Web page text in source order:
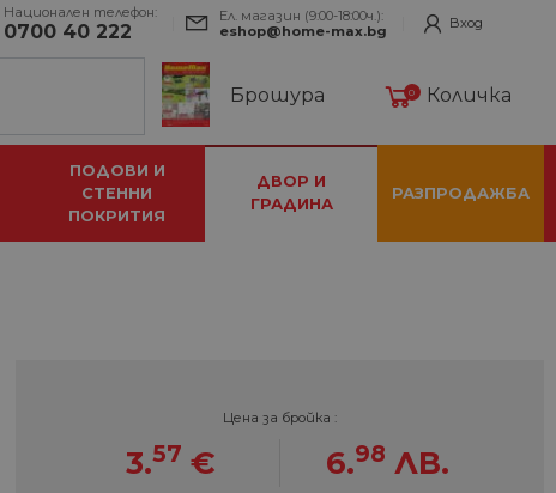
Национален телефон:
0700 40 222
Ел. магазин (9:00-18:00ч.):
eshop@home-max.bg
Вход
Брошура 0 Количка
ПОДОВИ И
СТЕННИ
ПОКРИТИЯ
ДВОР И
ГРАДИНА
РАЗПРОДАЖБА
Цена за бройка :
3.57 € 6.98 ЛВ.